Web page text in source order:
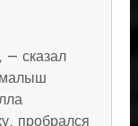
— сказал
малыш
пробрался